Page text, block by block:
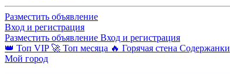
Разместить объявление
Вход и регистрация
Разместить объявление Вход и регистрация
👑 Топ VIP 🚀 Топ месяца 🔥 Горячая стена Содержанки
Мой город